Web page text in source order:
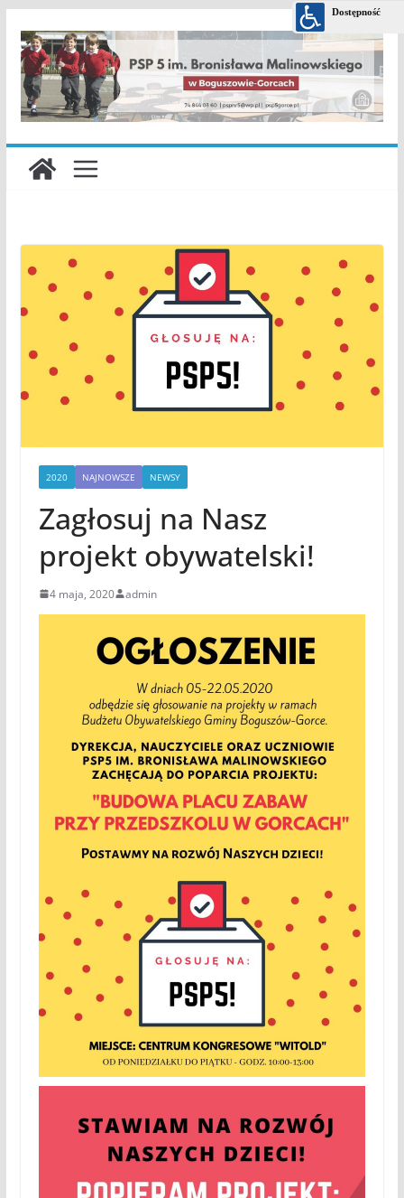
treści
2020 NAJNOWSZE NEWSY
Zagłosuj na Nasz
projekt obywatelski!
4 maja, 2020 admin